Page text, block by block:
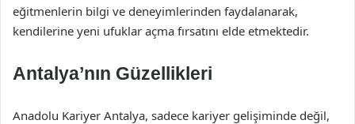
eğitmenlerin bilgi ve deneyimlerinden faydalanarak,
kendilerine yeni ufuklar açma fırsatını elde etmektedir.
Antalya’nın Güzellikleri
Anadolu Kariyer Antalya, sadece kariyer gelişiminde değil,